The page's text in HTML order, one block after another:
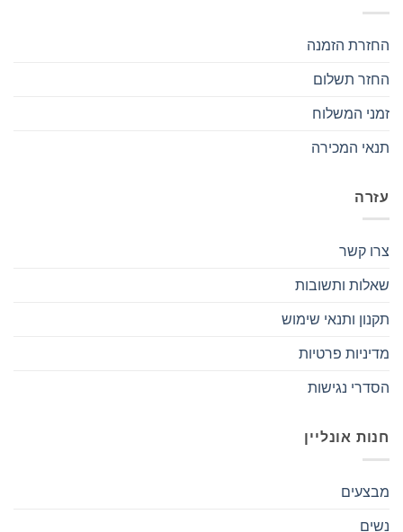
החזרת הזמנה
החזר תשלום
זמני המשלוח
תנאי המכירה
עזרה
צרו קשר
שאלות ותשובות
תקנון ותנאי שימוש
מדיניות פרטיות
הסדרי נגישות
חנות אונליין
מבצעים
נשים